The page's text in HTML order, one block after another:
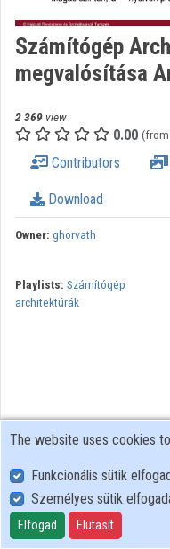
Organizations
Contributors
Számítógép
megvalósítása
2 369 view
0.00
Contributors
Download
Owner: ghorvath
Playlists: Számítógép
architektúrák
User Policy
Adatkezelési tájékoztató (en)
Cookie Policy
The website uses cookies
Funkcionális sütik
Személyes sütik
Elfogad Elutasít